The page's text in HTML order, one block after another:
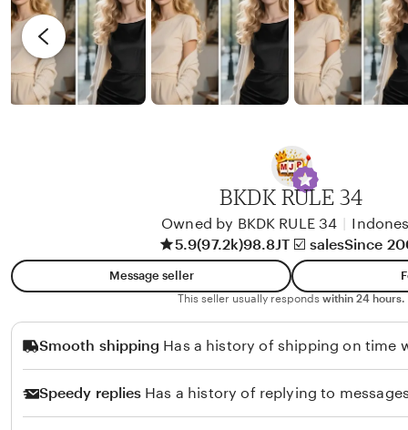
R
e
n
d
i
e
w
l
o
BKDK RULE 34
Owned by BKDK RULE 34
5.9(97.2k)98.8JT ☑️ salesSince
Message seller
This seller usually responds within 24 hours.
Smooth shipping Has a history of shipping on time
Speedy replies Has a history of replying to